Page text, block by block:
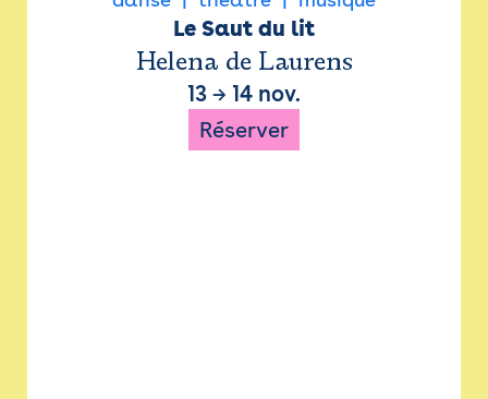
Le Saut du lit
Helena de Laurens
13 → 14 nov.
Réserver